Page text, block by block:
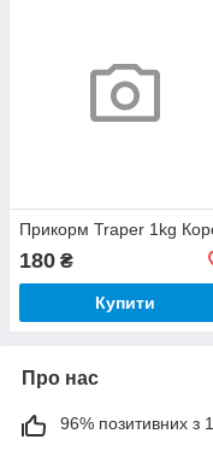
Прикорм Traper 1kg
180 ₴
Купити
Про нас
96% позитивних з